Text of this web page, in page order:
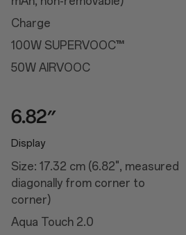
Heller HDR-Videomodus
Farbtemperatur des Bildschirms
Manuelle Helligkeit
Automatische Helligkeit
Verbesserung des Farbsehens
Bildschirmfarbmodus
Video-Farbverstärker
Augenkomfort
Naturton-Anzeige
Leistung
Leistung
Plattform: Snapdragon® 8 Elite Mobile
Charge
100W SUPERVOOC™
50W AIRVOOC
Display
Size: 17.32 cm (6.82", measured
diagonally from corner to
corner)
Aqua Touch 2.0